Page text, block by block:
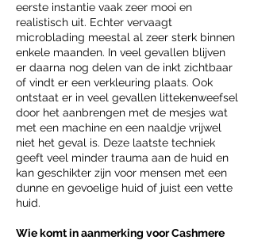
eerste instantie vaak zeer mooi en
realistisch uit. Echter vervaagt
microblading meestal al zeer sterk binnen
enkele maanden. In veel gevallen blijven
er daarna nog delen van de inkt zichtbaar
of vindt er een verkleuring plaats. Ook
ontstaat er in veel gevallen littekenweefsel
door het aanbrengen met de mesjes wat
met een machine en een naaldje vrijwel
niet het geval is. Deze laatste techniek
geeft veel minder trauma aan de huid en
kan geschikter zijn voor mensen met een
dunne en gevoelige huid of juist een vette
huid.
Wie komt in aanmerking voor Cashmere